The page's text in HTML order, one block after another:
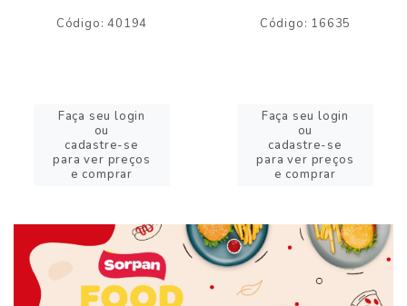
Código: 40194
Faça seu login
ou
cadastre-se
para ver preços
e comprar
Código: 16635
Faça seu login
ou
cadastre-se
para ver preços
e comprar